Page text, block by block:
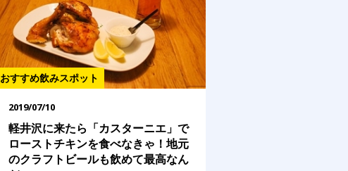
おすすめ飲みスポット
2019/07/10
軽井沢に来たら「カスターニエ」で
ローストチキンを食べなきゃ！地元
のクラフトビールも飲めて最高なん